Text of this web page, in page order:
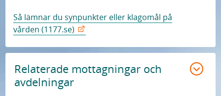
Så lämnar du synpunkter eller klagomål på
vården (1177.se)
Relaterade mottagningar och
avdelningar